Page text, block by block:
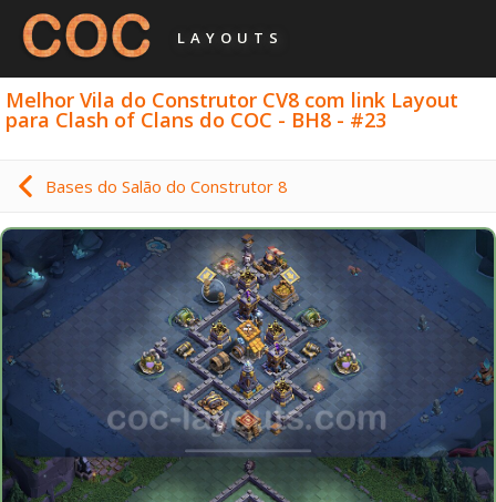
LAYOUTS
Melhor Vila do Construtor CV8 com link Layout
para Clash of Clans do COC - BH8 - #23
Bases do Salão do Construtor 8